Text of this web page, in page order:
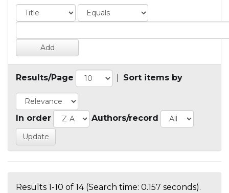
Results/Page Sort items by
In order Authors/record
Results 1-10 of 14 (Search time: 0.157 seconds).